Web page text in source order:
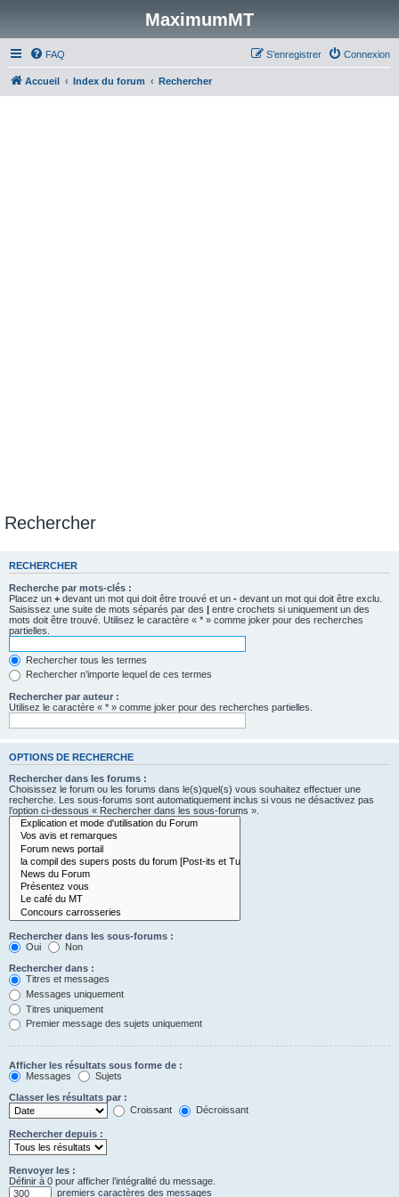
MaximumMT
FAQ Connexion
S’enregistrer
Accueil Index du forum Rechercher
Rechercher
RECHERCHER
Recherche par mots-clés :
Placez un + devant un mot qui doit être trouvé et un - devant un mot qui doit être exclu.
Saisissez une suite de mots séparés par des | entre crochets si uniquement un des
mots doit être trouvé. Utilisez le caractère « * » comme joker pour des recherches
partielles.
Rechercher tous les termes
Rechercher n’importe lequel de ces termes
Rechercher par auteur :
Utilisez le caractère « * » comme joker pour des recherches partielles.
OPTIONS DE RECHERCHE
Rechercher dans les forums :
Choisissez le forum ou les forums dans le(s)quel(s) vous souhaitez effectuer une
recherche. Les sous-forums sont automatiquement inclus si vous ne désactivez pas
l’option ci-dessous « Rechercher dans les sous-forums ».
Rechercher dans les sous-forums :
Oui
Non
Rechercher dans :
Titres et messages
Messages uniquement
Titres uniquement
Premier message des sujets uniquement
Afficher les résultats sous forme de :
Messages
Sujets
Classer les résultats par :
Croissant
Décroissant
Rechercher depuis :
Renvoyer les :
Définir à 0 pour afficher l’intégralité du message.
premiers caractères des messages